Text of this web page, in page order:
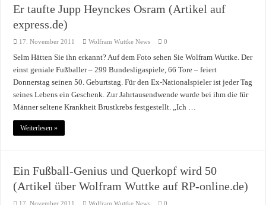
Er taufte Jupp Heynckes Osram (Artikel auf
express.de)
17. November 2011 Wolfram Wuttke News 0
Selm Hätten Sie ihn erkannt? Auf dem Foto sehen Sie Wolfram Wuttke. Der
einst geniale Fußballer – 299 Bundesligaspiele, 66 Tore – feiert
Donnerstag seinen 50. Geburtstag. Für den Ex-Nationalspieler ist jeder Tag
seines Lebens ein Geschenk. Zur Jahrtausendwende wurde bei ihm die für
Männer seltene Krankheit Brustkrebs festgestellt. „Ich …
Weiterlesen »
Ein Fußball-Genius und Querkopf wird 50
(Artikel über Wolfram Wuttke auf RP-online.de)
17. November 2011 Wolfram Wuttke News 0